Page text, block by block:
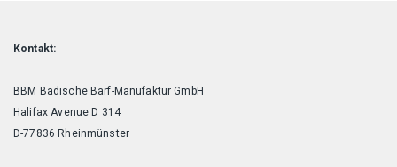
Kontakt:
BBM Badische Barf-Manufaktur GmbH
Halifax Avenue D 314
D-77836 Rheinmünster